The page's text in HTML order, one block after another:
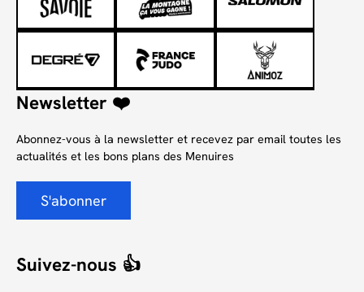
Newsletter ❤️
Abonnez-vous à la newsletter et recevez par email toutes les
actualités et les bons plans des Menuires
S'abonner
Suivez-nous 👍